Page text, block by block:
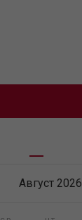
Август 2026